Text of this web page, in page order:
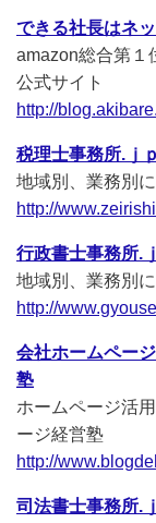
できる社長はネ
amazon総合第１
公式サイト
http://
税理士事務所.ｊｐ
地域別、業務別
http://
行政書士事務所.
地域別、業務別
http://
会社ホームペー
塾
ホームページ活
ージ経営塾
http://
司法書士事務所.